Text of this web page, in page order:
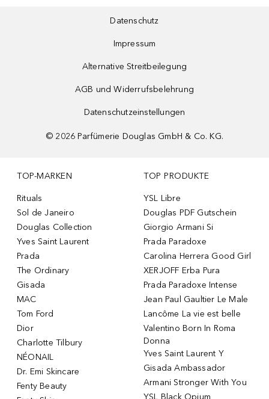
Datenschutz
Impressum
Alternative Streitbeilegung
AGB und Widerrufsbelehrung
Datenschutzeinstellungen
© 2026 Parfümerie Douglas GmbH & Co. KG.
TOP-MARKEN
Rituals
Sol de Janeiro
Douglas Collection
Yves Saint Laurent
Prada
The Ordinary
Gisada
MAC
Tom Ford
Dior
Charlotte Tilbury
NÉONAIL
Dr. Emi Skincare
Fenty Beauty
TOP PRODUKTE
YSL Libre
Douglas PDF Gutschein
Giorgio Armani Si
Prada Paradoxe
Carolina Herrera Good Girl
XERJOFF Erba Pura
Prada Paradoxe Intense
Jean Paul Gaultier Le Male
Lancôme La vie est belle
Valentino Born In Roma
Donna
Yves Saint Laurent Y
Gisada Ambassador
Armani Stronger With You
YSL Black Opium